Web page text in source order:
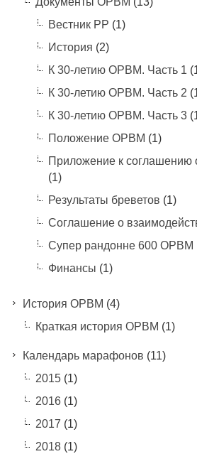
Вестник РР (1)
История (2)
К 30-летию ОРВМ. Часть 1
К 30-летию ОРВМ. Часть 2
К 30-летию ОРВМ. Часть 3
Положение ОРВМ (1)
Приложение к соглашению
(1)
Результаты бреветов (1)
Соглашение о
Супер рандонне 600 ОРВМ
Финансы (1)
История ОРВМ (4)
Краткая история ОРВМ (1)
Календарь марафонов (11)
2015(1)
2016(1)
2017 (1)
2018(1)